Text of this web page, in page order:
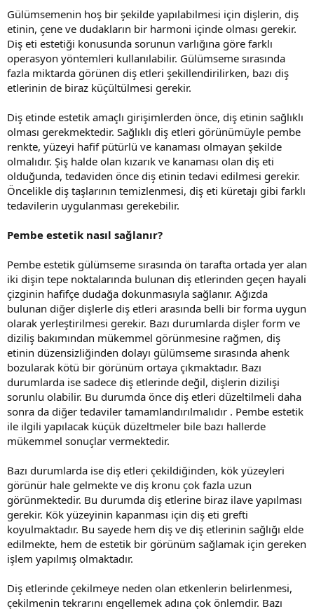
Gülümsemenin hoş bir şekilde yapılabilmesi için dişlerin, diş
etinin, çene ve dudakların bir harmoni içinde olması gerekir.
Diş eti estetiği konusunda sorunun varlığına göre farklı
operasyon yöntemleri kullanılabilir. Gülümseme sırasında
fazla miktarda görünen diş etleri şekillendirilirken, bazı diş
etlerinin de biraz küçültülmesi gerekir.
Diş etinde estetik amaçlı girişimlerden önce, diş etinin sağlıklı
olması gerekmektedir. Sağlıklı diş etleri görünümüyle pembe
renkte, yüzeyi hafif pütürlü ve kanaması olmayan şekilde
olmalıdır. Şiş halde olan kızarık ve kanaması olan diş eti
olduğunda, tedaviden önce diş etinin tedavi edilmesi gerekir.
Öncelikle diş taşlarının temizlenmesi, diş eti küretajı gibi farklı
tedavilerin uygulanması gerekebilir.
Pembe estetik nasıl sağlanır?
Pembe estetik gülümseme sırasında ön tarafta ortada yer alan
iki dişin tepe noktalarında bulunan diş etlerinden geçen hayali
çizginin hafifçe dudağa dokunmasıyla sağlanır. Ağızda
bulunan diğer dişlerle diş etleri arasında belli bir forma uygun
olarak yerleştirilmesi gerekir. Bazı durumlarda dişler form ve
diziliş bakımından mükemmel görünmesine rağmen, diş
etinin düzensizliğinden dolayı gülümseme sırasında ahenk
bozularak kötü bir görünüm ortaya çıkmaktadır. Bazı
durumlarda ise sadece diş etlerinde değil, dişlerin dizilişi
sorunlu olabilir. Bu durumda önce diş etleri düzeltilmeli daha
sonra da diğer tedaviler tamamlandırılmalıdır . Pembe estetik
ile ilgili yapılacak küçük düzeltmeler bile bazı hallerde
mükemmel sonuçlar vermektedir.
Bazı durumlarda ise diş etleri çekildiğinden, kök yüzeyleri
görünür hale gelmekte ve diş kronu çok fazla uzun
görünmektedir. Bu durumda diş etlerine biraz ilave yapılması
gerekir. Kök yüzeyinin kapanması için diş eti grefti
koyulmaktadır. Bu sayede hem diş ve diş etlerinin sağlığı elde
edilmekte, hem de estetik bir görünüm sağlamak için gereken
işlem yapılmış olmaktadır.
Diş etlerinde çekilmeye neden olan etkenlerin belirlenmesi,
çekilmenin tekrarını engellemek adına çok önlemdir. Bazı